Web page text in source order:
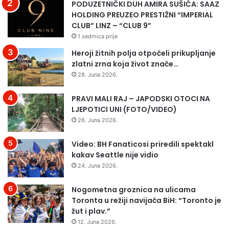
PODUZETNIČKI DUH AMIRA SUŠIĆA: SAAZ
HOLDING PREUZEO PRESTIŽNI “IMPERIAL
CLUB” LINZ – “CLUB 9”
1 sedmica prije
Heroji žitnih polja otpočeli prikupljanje
zlatni zrna koja život znače…
28. Juna 2026.
PRAVI MALI RAJ – JAPODSKI OTOCI NA
LJEPOTICI UNI (FOTO/VIDEO)
26. Juna 2026.
Video: BH Fanaticosi priredili spektakl
kakav Seattle nije vidio
24. Juna 2026.
Nogometna groznica na ulicama
Toronta u režiji navijača BiH: “Toronto je
žut i plav.”
12. Juna 2026.